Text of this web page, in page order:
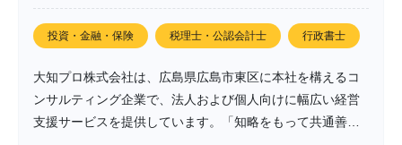
投資・金融・保険 税理士・公認会計士 行政書士
大知プロ株式会社は、広島県広島市東区に本社を構えるコ
ンサルティング企業で、法人および個人向けに幅広い経営
支援サービスを提供しています。「知略をもって共通善を